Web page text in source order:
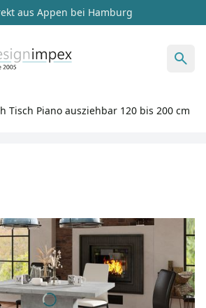
aus Appen bei Hamburg
Tisch Piano ausziehbar 120 bis 200 cm